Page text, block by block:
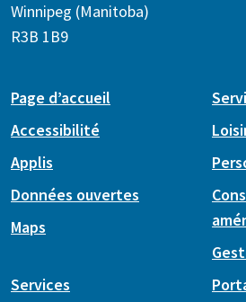
Winnipeg (Manitoba)
R3B 1B9
Page d’accueil
Accessibilité
Applis
Données ouvertes
Maps
Services